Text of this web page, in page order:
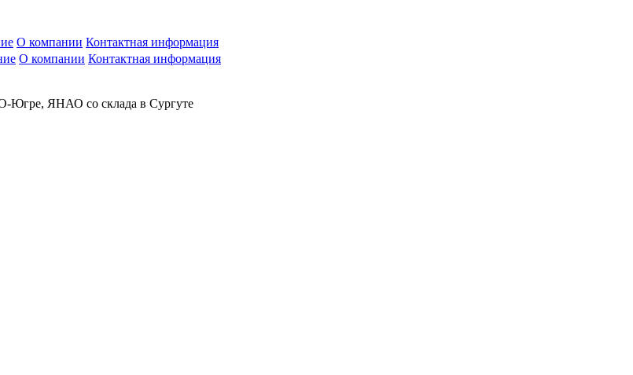
О компании Контактная информация
О компании Контактная информация
Югре, ЯНАО со склада в Сургуте